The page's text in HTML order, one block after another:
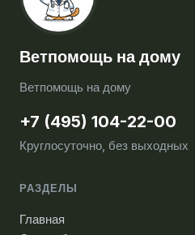
Ветпомощь на дому
Ветпомощь на дому
+7 (495) 104-22-00
Круглосуточно, без выходных
РАЗДЕЛЫ
Главная